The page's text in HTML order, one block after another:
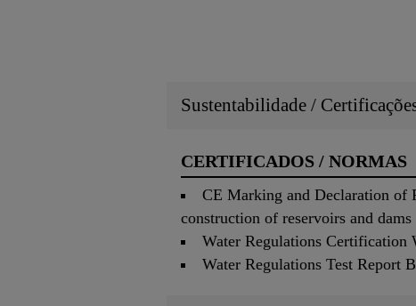
Sustentabilidade /
CERTIFICADOS / NORMAS
CE Marking and Declaration of
construction of reservoirs and dams
Water Regulations
Water Regulations Test Report